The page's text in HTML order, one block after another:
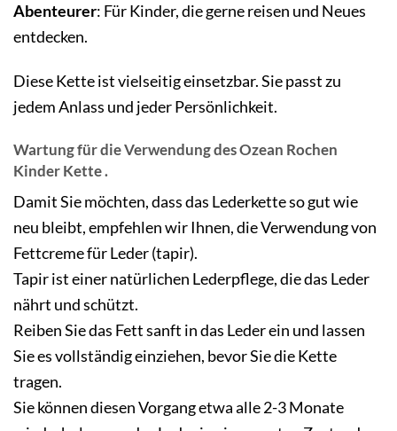
Abenteurer: Für Kinder, die gerne reisen und Neues
entdecken.
Diese Kette ist vielseitig einsetzbar. Sie passt zu
jedem Anlass und jeder Persönlichkeit.
Wartung für die Verwendung des Ozean Rochen
Kinder Kette .
Damit Sie möchten, dass das Lederkette so gut wie
neu bleibt, empfehlen wir Ihnen, die Verwendung von
Fettcreme für Leder (tapir).
Tapir ist einer natürlichen Lederpflege, die das Leder
nährt und schützt.
Reiben Sie das Fett sanft in das Leder ein und lassen
Sie es vollständig einziehen, bevor Sie die Kette
tragen.
Sie können diesen Vorgang etwa alle 2-3 Monate